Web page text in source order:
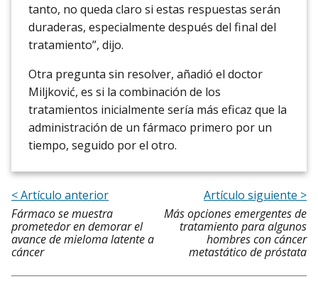
tanto, no queda claro si estas respuestas serán
duraderas, especialmente después del final del
tratamiento”, dijo.
Otra pregunta sin resolver, añadió el doctor
Miljković, es si la combinación de los
tratamientos inicialmente sería más eficaz que la
administración de un fármaco primero por un
tiempo, seguido por el otro.
< Artículo anterior
Fármaco se muestra
prometedor en demorar el
avance de mieloma latente a
cáncer
Artículo siguiente >
Más opciones emergentes de
tratamiento para algunos
hombres con cáncer
metastático de próstata